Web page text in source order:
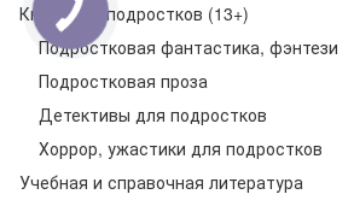
Книги для подростков (13+)
Подростковая фантастика, фэнтези
Подростковая проза
Детективы для подростков
Хоррор, ужастики для подростков
Учебная и справочная литература